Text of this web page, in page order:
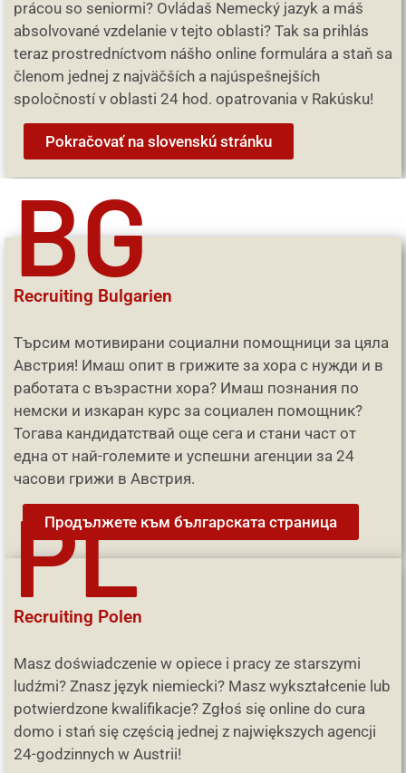
prácou so seniormi? Ovládaš Nemecký jazyk a máš
absolvované vzdelanie v tejto oblasti? Tak sa prihlás
teraz prostredníctvom nášho online formulára a staň sa
členom jednej z najväčších a najúspešnejších
spoločností v oblasti 24 hod. opatrovania v Rakúsku!
Pokračovať na slovenskú stránku
BG
Recruiting Bulgarien
Търсим мотивирани социални помощници за цяла
Австрия! Имаш опит в грижите за хора с нужди и в
работата с възрастни хора? Имаш познания по
немски и изкаран курс за социален помощник?
Тогава кандидатствай още сега и стани част от
една от най-големите и успешни агенции за 24
часови грижи в Австрия.
Продължете към българската страница
PL
Recruiting Polen
Masz doświadczenie w opiece i pracy ze starszymi
ludźmi? Znasz język niemiecki? Masz wykształcenie lub
potwierdzone kwalifikacje? Zgłoś się online do cura
domo i stań się częścią jednej z największych agencji
24-godzinnych w Austrii!